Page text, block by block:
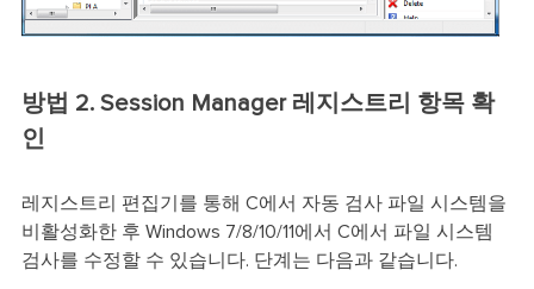
방법 2. Session Manager 레지스트리 항목 확
인
레지스트리 편집기를 통해 C에서 자동 검사 파일 시스템을
비활성화한 후 Windows 7/8/10/11에서 C에서 파일 시스템
검사를 수정할 수 있습니다. 단계는 다음과 같습니다.